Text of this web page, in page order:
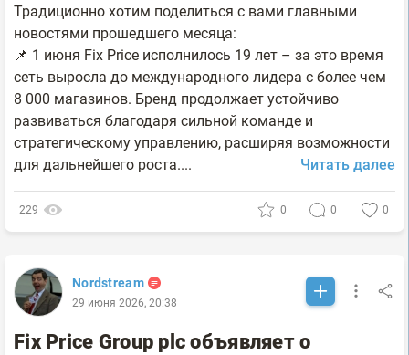
Традиционно хотим поделиться с вами главными
новостями прошедшего месяца:
📌 1 июня Fix Price исполнилось 19 лет – за это время
сеть выросла до международного лидера с более чем
8 000 магазинов. Бренд продолжает устойчиво
развиваться благодаря сильной команде и
стратегическому управлению, расширяя возможности
для дальнейшего роста....
Читать далее
229 0 0 0
Nordstream
29 июня 2026, 20:38
Fix Price Group plc объявляет о